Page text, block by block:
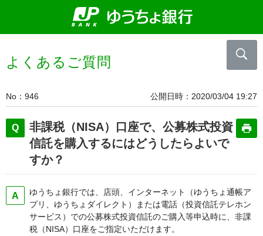
よくあるご質問
No 946 公開日時 2020/03/04 19:27
非課税（NISA）口座で、公募株式投資
信託を購入するにはどうしたらよいで
すか？
ゆうちょ銀行では、店頭、インターネット（ゆうちょ通帳ア
プリ、ゆうちょダイレクト）または電話（投資信託テレホン
サービス）での公募株式投資信託のご購入等申込時に、非課
税（NISA）口座をご指定いただけます。